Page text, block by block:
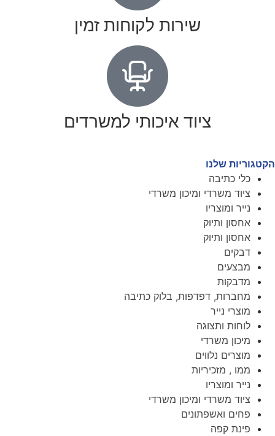
שירות לקוחות זמין
ציוד איכותי למשרדים
הקטגוריות שלנו
כלי כתיבה
ציוד משרדי ומיכון משרדי
נייר ומוצריו
אחסון ותיוק
אחסון ותיוק
דבקים
מבצעים
מדבקות
מחברות, דפדפות, בלוק כתיבה
מוצרי נייר
לוחות ותצוגה
מיכון משרדי
מוצרים נלווים
ממו , מזכיריות
נייר ומוצריו
ציוד משרדי ומיכון משרדי
פחים ואשפתונים
פינת קפה